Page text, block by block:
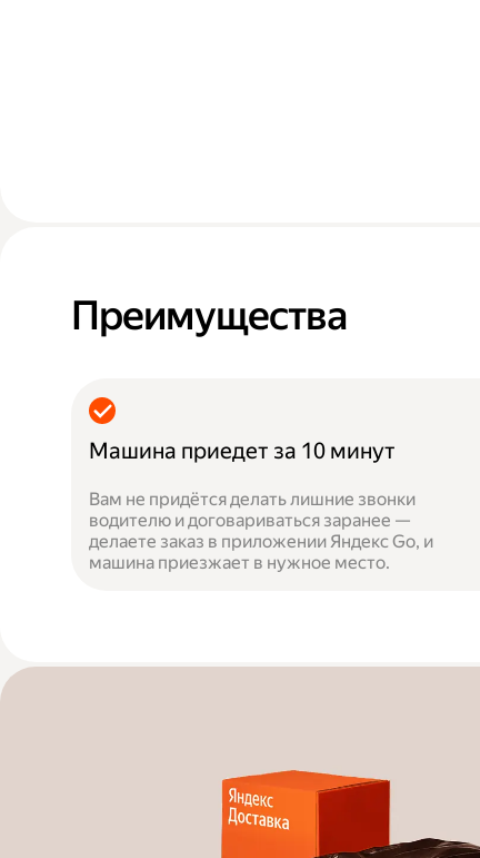
Преимущества
Машина приедет за 10 минут
Вам не придётся делать лишние звонки
водителю и договариваться заранее —
делаете заказ в приложении Яндекс Go, и
машина приезжает в нужное место.